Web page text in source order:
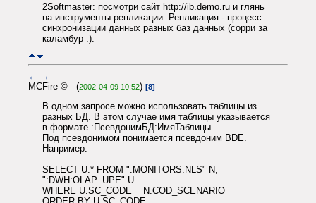
2Softmaster: посмотри сайт http://ib.demo.ru и глянь
на инструменты репликации. Репликация - процесс
синхронизации данных разных баз данных (сорри за
каламбур :).
← →
MCFire © (2002-04-09 10:52) [8]
В одном запросе можно использовать таблицы из
разных БД. В этом случае имя таблицы указывается
в формате :ПсевдонимБД:ИмяТаблицы
Под псевдонимом понимается псевдоним BDE.
Например:
SELECT U.* FROM ":MONITORS:NLS" N,
":DWH:OLAP_UPE" U
WHERE U.SC_CODE = N.COD_SCENARIO